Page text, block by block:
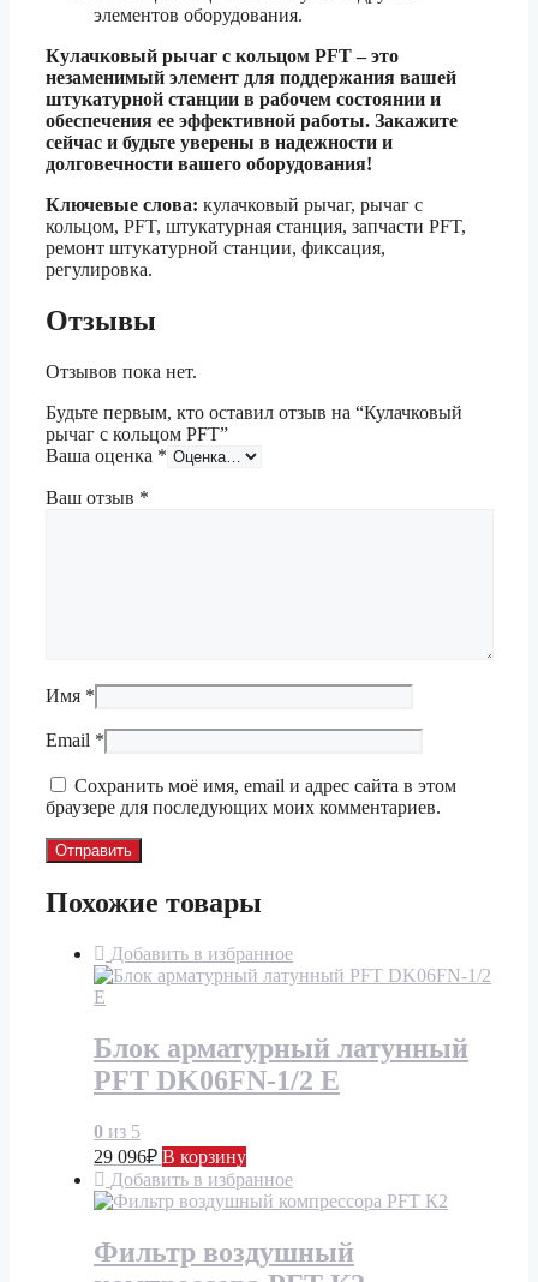
элементов оборудования.
Кулачковый рычаг с кольцом PFT – это
незаменимый элемент для поддержания вашей
штукатурной станции в рабочем состоянии и
обеспечения ее эффективной работы. Закажите
сейчас и будьте уверены в надежности и
долговечности вашего оборудования!
Ключевые слова: кулачковый рычаг, рычаг с
кольцом, PFT, штукатурная станция, запчасти PFT,
ремонт штукатурной станции, фиксация,
регулировка.
Отзывы
Отзывов пока нет.
Будьте первым, кто оставил отзыв на “Кулачковый
рычаг с кольцом PFT”
Ваша оценка *
Ваш отзыв *
Имя *
Email *
Сохранить моё имя, email и адрес сайта в этом
браузере для последующих моих комментариев.
Похожие товары
Добавить в избранное
Блок арматурный латунный
PFT DK06FN-1/2 E
0 из 5
29 096₽ В корзину
Добавить в избранное
Фильтр воздушный